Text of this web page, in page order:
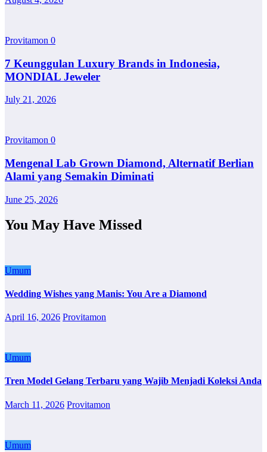
Provitamon 0
7 Keunggulan Luxury Brands in Indonesia,
MONDIAL Jeweler
July 21, 2026
Provitamon 0
Mengenal Lab Grown Diamond, Alternatif Berlian
Alami yang Semakin Diminati
June 25, 2026
You May Have Missed
Umum
Wedding Wishes yang Manis: You Are a Diamond
April 16, 2026 Provitamon
Umum
Tren Model Gelang Terbaru yang Wajib Menjadi Koleksi Anda
March 11, 2026 Provitamon
Umum